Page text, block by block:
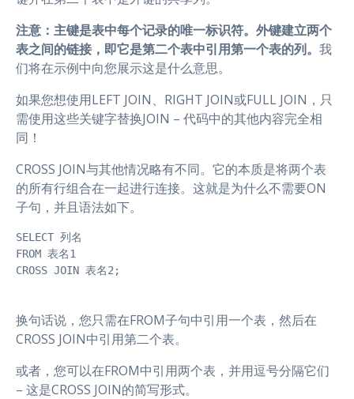
注意：主键是表中每个记录的唯一标识符。外键建立两个
表之间的链接，即它是第二个表中引用第一个表的列。 我
们将在示例中向您展示这是什么意思。
如果您想使用LEFT JOIN、RIGHT JOIN或FULL JOIN，只
需使用这些关键字替换JOIN – 代码中的其他内容完全相
同！
CROSS JOIN与其他情况略有不同。它的本质是将两个表
的所有行组合在一起进行连接。这就是为什么不需要ON
子句，并且语法如下。
SELECT 列名
FROM 表名1
CROSS JOIN 表名2;
换句话说，您只需在FROM子句中引用一个表，然后在
CROSS JOIN中引用第二个表。
或者，您可以在FROM中引用两个表，并用逗号分隔它们
– 这是CROSS JOIN的简写形式。